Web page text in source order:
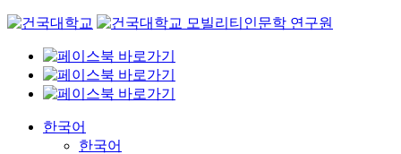
Skip
content
한국어
한국어